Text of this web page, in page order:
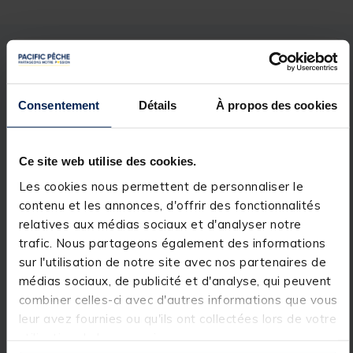
Consentement Détails À propos des cookies
Ce site web utilise des cookies.
Les cookies nous permettent de personnaliser le
contenu et les annonces, d'offrir des fonctionnalités
relatives aux médias sociaux et d'analyser notre
trafic. Nous partageons également des informations
sur l'utilisation de notre site avec nos partenaires de
médias sociaux, de publicité et d'analyse, qui peuvent
combiner celles-ci avec d'autres informations que vous
leur avez fournies ou qu'ils ont collectées lors de votre
Description & détails
débrayable offrant un rapport qualité/prix
imbattable. Cet ensemble est destiné aux pêches en
étangs ou canaux et sont parfait pour les débutants
souhaitant s’équiper à moindre coût avec du
matériel fiable.
Avec ses finitions soignées et son look sobre, cette
série de cannes est le choix parfait pour débuter la